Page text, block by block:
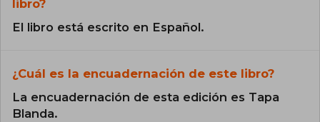
libro?
El libro está escrito en Español.
¿Cuál es la encuadernación de este libro?
La encuadernación de esta edición es Tapa
Blanda.